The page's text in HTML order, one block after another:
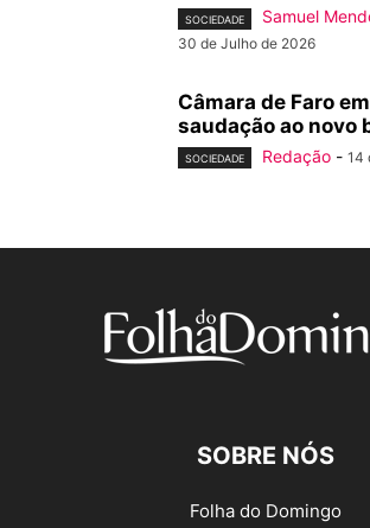
SOCIEDADE Samuel
30 de Julho de 2026
Câmara de Faro
saudação ao novo
SOCIEDADE Redação - 14
SOBRE NÓS
Folha do Domingo